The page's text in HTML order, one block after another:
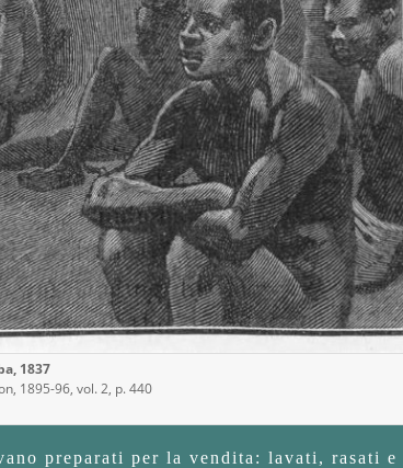
1837
1895-96, vol. 2, p. 440
preparati per la vendita: lavati, rasati e